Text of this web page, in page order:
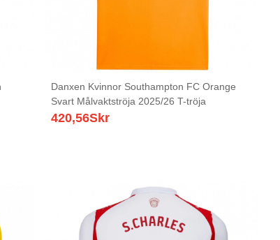
Danxen Kvinnor Southampton FC Orange
Svart Målvaktströja 2025/26 T-tröja
420,56Skr